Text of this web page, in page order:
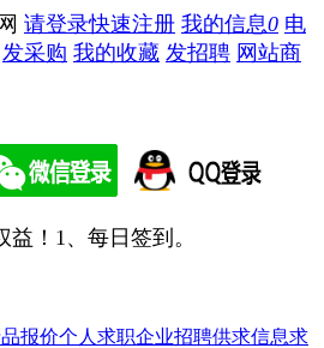
请登录快速注册 我的信息0 电
发采购 我的收藏 发招聘 网站商
！ 1、每日签到。
报价个人求职企业招聘供求信息求